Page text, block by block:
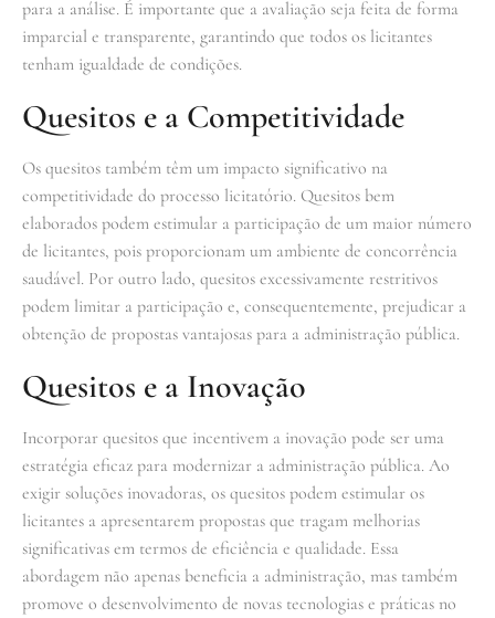
para a análise. É importante que a avaliação seja feita de forma
imparcial e transparente, garantindo que todos os licitantes
tenham igualdade de condições.
Quesitos e a Competitividade
Os quesitos também têm um impacto significativo na
competitividade do processo licitatório. Quesitos bem
elaborados podem estimular a participação de um maior número
de licitantes, pois proporcionam um ambiente de concorrência
saudável. Por outro lado, quesitos excessivamente restritivos
podem limitar a participação e, consequentemente, prejudicar a
obtenção de propostas vantajosas para a administração pública.
Quesitos e a Inovação
Incorporar quesitos que incentivem a inovação pode ser uma
estratégia eficaz para modernizar a administração pública. Ao
exigir soluções inovadoras, os quesitos podem estimular os
licitantes a apresentarem propostas que tragam melhorias
significativas em termos de eficiência e qualidade. Essa
abordagem não apenas beneficia a administração, mas também
promove o desenvolvimento de novas tecnologias e práticas no